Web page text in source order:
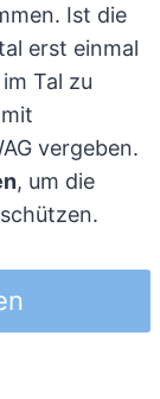
Ist die
erst einmal
Tal zu
vergeben.
, um die